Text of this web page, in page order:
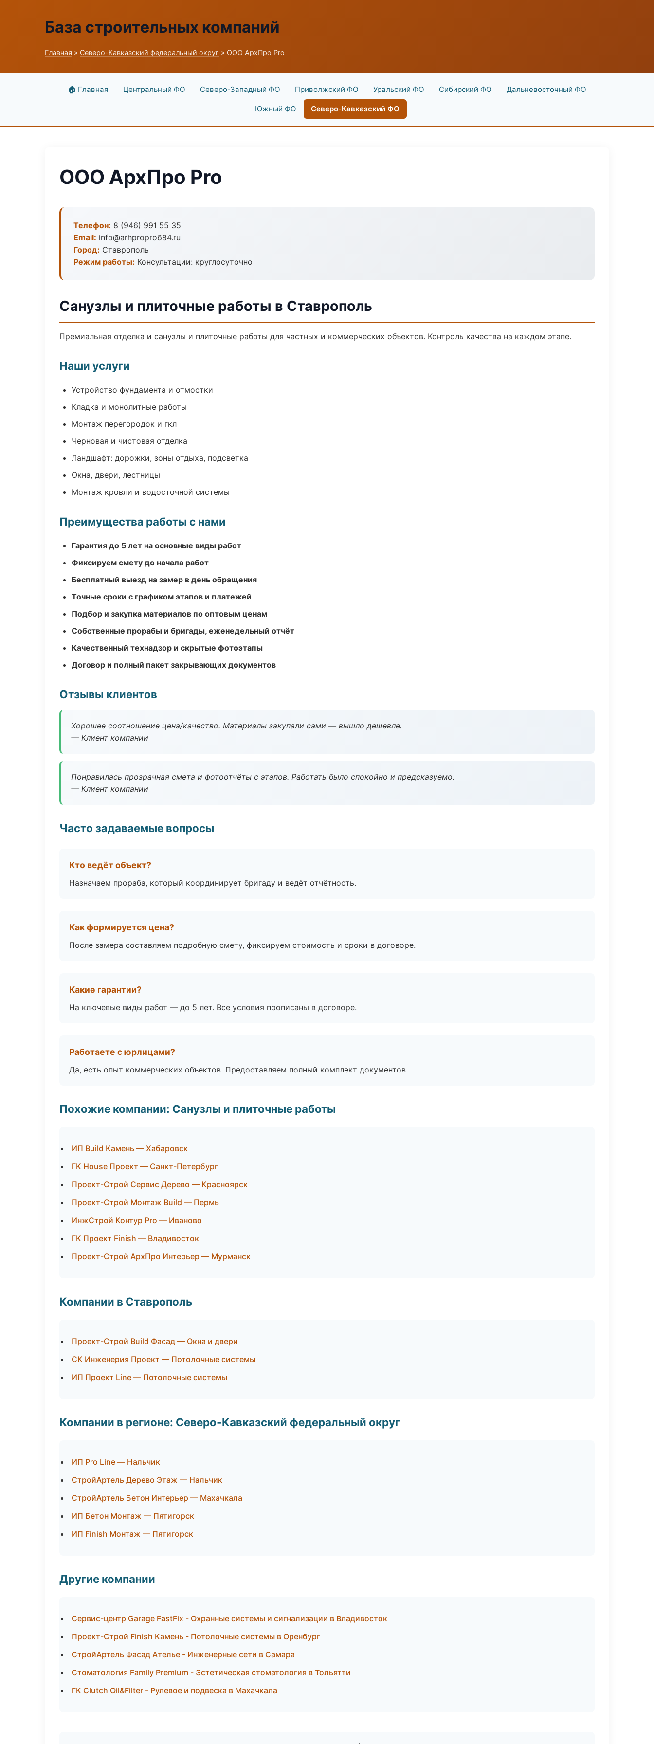
База строительных компаний
Главная » Северо-Кавказский федеральный округ » ООО АрхПро Pro
🏠 Главная Центральный ФО Северо-Западный ФО Приволжский ФО Уральский ФО Сибирский ФО Дальневосточный ФО
Южный ФО Северо-Кавказский ФО
ООО АрхПро Pro
Телефон: 8 (946) 991 55 35
Email: info@arhpropro684.ru
Город: Ставрополь
Режим работы: Консультации: круглосуточно
Санузлы и плиточные работы в Ставрополь
Премиальная отделка и санузлы и плиточные работы для частных и коммерческих объектов. Контроль качества на каждом этапе.
Наши услуги
Устройство фундамента и отмостки
Кладка и монолитные работы
Монтаж перегородок и гкл
Черновая и чистовая отделка
Ландшафт: дорожки, зоны отдыха, подсветка
Окна, двери, лестницы
Монтаж кровли и водосточной системы
Преимущества работы с нами
Гарантия до 5 лет на основные виды работ
Фиксируем смету до начала работ
Бесплатный выезд на замер в день обращения
Точные сроки с графиком этапов и платежей
Подбор и закупка материалов по оптовым ценам
Собственные прорабы и бригады, еженедельный отчёт
Качественный технадзор и скрытые фотоэтапы
Договор и полный пакет закрывающих документов
Отзывы клиентов
Хорошее соотношение цена/качество. Материалы закупали сами — вышло дешевле.
— Клиент компании
Понравилась прозрачная смета и фотоотчёты с этапов. Работать было спокойно и предсказуемо.
— Клиент компании
Часто задаваемые вопросы
Кто ведёт объект?
Назначаем прораба, который координирует бригаду и ведёт отчётность.
Как формируется цена?
После замера составляем подробную смету, фиксируем стоимость и сроки в договоре.
Какие гарантии?
На ключевые виды работ — до 5 лет. Все условия прописаны в договоре.
Работаете с юрлицами?
Да, есть опыт коммерческих объектов. Предоставляем полный комплект документов.
Похожие компании: Санузлы и плиточные работы
ИП Build Камень — Хабаровск
ГК House Проект — Санкт-Петербург
Проект-Строй Сервис Дерево — Красноярск
Проект-Строй Монтаж Build — Пермь
ИнжСтрой Контур Pro — Иваново
ГК Проект Finish — Владивосток
Проект-Строй АрхПро Интерьер — Мурманск
Компании в Ставрополь
Проект-Строй Build Фасад — Окна и двери
СК Инженерия Проект — Потолочные системы
ИП Проект Line — Потолочные системы
Компании в регионе: Северо-Кавказский федеральный округ
ИП Pro Line — Нальчик
СтройАртель Дерево Этаж — Нальчик
СтройАртель Бетон Интерьер — Махачкала
ИП Бетон Монтаж — Пятигорск
ИП Finish Монтаж — Пятигорск
Другие компании
Сервис-центр Garage FastFix - Охранные системы и сигнализации в Владивосток
Проект-Строй Finish Камень - Потолочные системы в Оренбург
СтройАртель Фасад Ателье - Инженерные сети в Самара
Стоматология Family Premium - Эстетическая стоматология в Тольятти
ГК Clutch Oil&Filter - Рулевое и подвеска в Махачкала